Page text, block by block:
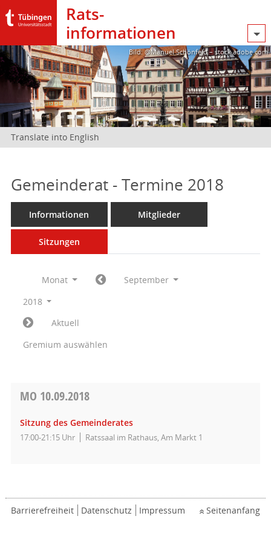
Rats­
informationen
Bild: @Manuel Schönfeld – stock.adobe.com
Translate into English
Gemeinderat - Termine 2018
Informationen Mitglieder
Sitzungen
Monat
September
2018
Aktuell
Gremium auswählen
MO 10.09.2018
Sitzung des Gemeinderates
17:00-21:15 Uhr Ratssaal im Rathaus, Am Markt 1
Barrierefreiheit Datenschutz Impressum Seitenanfang